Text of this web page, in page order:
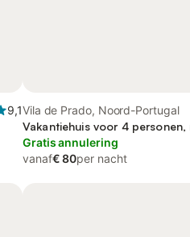
9,1Vila de Prado, Noord-Portugal
Vakantiehuis voor 4 personen,
Gratis annulering
vanaf€ 80per nacht